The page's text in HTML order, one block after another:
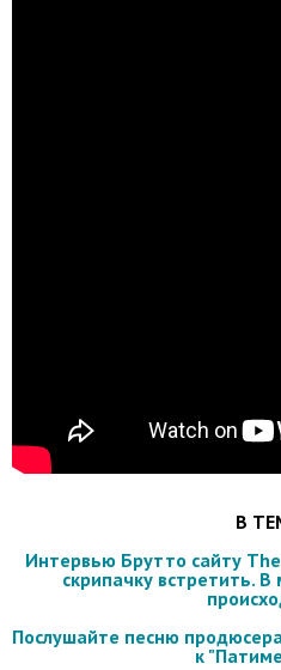
В
Интервью Брутто сайту
скрипачку встретить.
Послушайте песню
к